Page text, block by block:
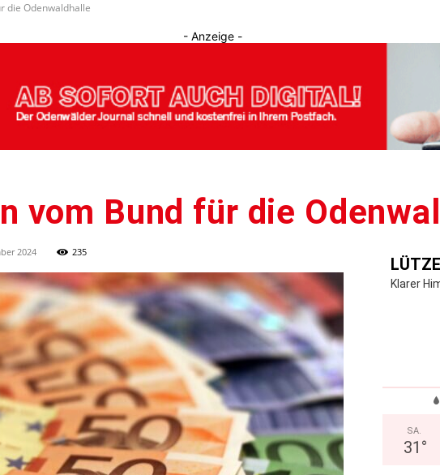
die Odenwaldhalle
- Anzeige -
vom Bund für die
2024 235
Klarer
SA.
31 °